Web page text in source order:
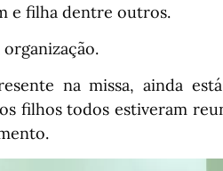
e filha dentre outros.
na missa, ainda
filhos todos estiveram